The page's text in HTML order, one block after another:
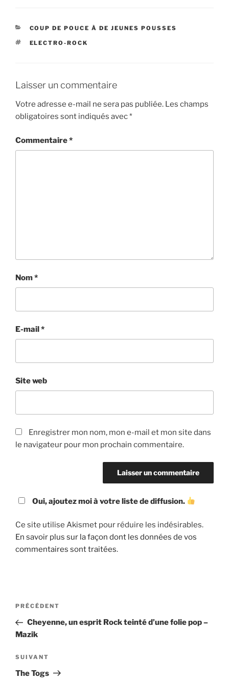
CATÉGORIES
COUP DE POUCE À DE JEUNES POUSSES
ÉTIQUETTES
ELECTRO-ROCK
Laisser un commentaire
Votre adresse e-mail ne sera pas publiée. Les champs
obligatoires sont indiqués avec*
Commentaire*
Nom*
E-mail*
Site web
Enregistrer mon nom, mon e-mail et mon site dans
le navigateur pour mon prochain commentaire.
Oui, ajoutez moi à votre liste de diffusion.
Ce site utilise Akismet pour réduire les indésirables.
En savoir plus sur la façon dont les données de vos
commentaires sont traitées.
Navigation
l’article
Article
précédent
PRÉCÉDENT
Cheyenne, un esprit Rock teinté d’une folie pop –
Mazik
Article
suivant
SUIVANT
The Togs